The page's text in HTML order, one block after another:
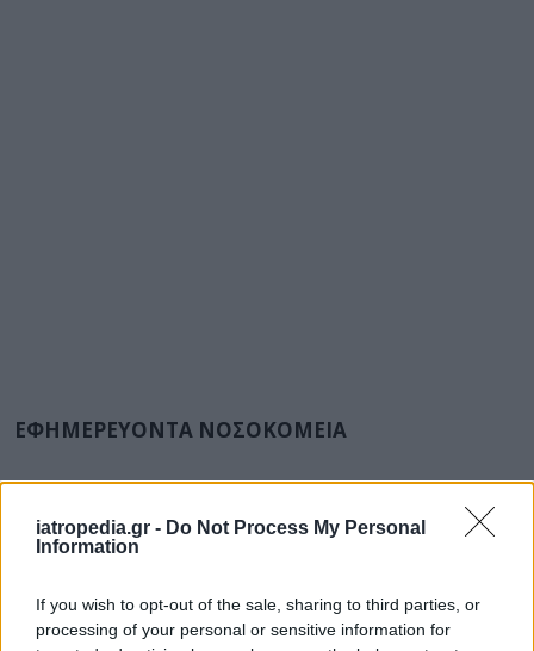
iatropedia.gr - Do Not Process My Personal
Information
If you wish to opt-out of the sale, sharing to third parties, or
processing of your personal or sensitive information for
ΕΦΗΜΕΡΕΥΟΝΤΑ ΝΟΣΟΚΟΜΕΙΑ